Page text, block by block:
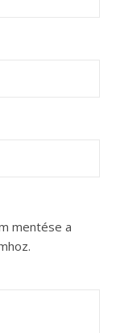
mentése a